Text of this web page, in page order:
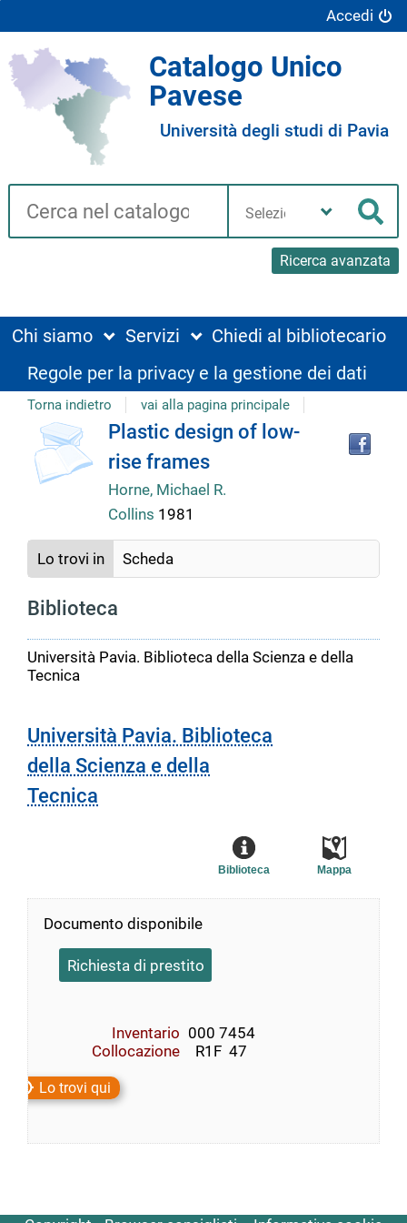
Accedi
Catalogo Unico
Pavese
Università degli studi di Pavia
Cerca su "Catalogo"
Ricerca avanzata
biblioteca
Chi siamo Servizi
Chiedi al bibliotecario
Regole per la privacy e la gestione dei dati
Torna indietro vai alla pagina principale
Dettaglio
del
documento
Plastic design of low-
rise frames
Horne, Michael R.
Collins 1981
Lo trovi in Scheda
Biblioteca
Università Pavia. Biblioteca della Scienza e della
Tecnica
Università Pavia. Biblioteca
della Scienza e della
Tecnica
Mappa
Biblioteca
Documento disponibile
Richiesta di prestito
Inventario 000 7454
Collocazione
  R1F  47
Lo trovi qui